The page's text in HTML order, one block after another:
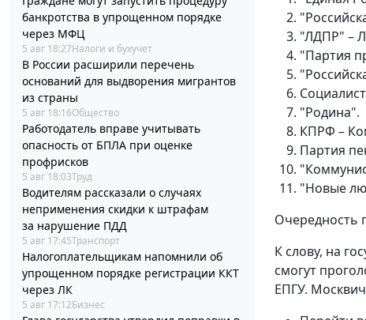
банкротства в упрощенном порядке
через МФЦ
5 авг 18:27Налоги и бухучет
В России расширили перечень
оснований для выдворения мигрантов
из страны
5 авг 18:16Общество
Работодатель вправе учитывать
опасность от БПЛА при оценке
профрисков
5 авг 18:03Труд
Водителям рассказали о случаях
неприменения скидки к штрафам
за нарушение ПДД
5 авг 17:45Транспорт
Налогоплательщикам напомнили об
упрощенном порядке регистрации ККТ
через ЛК
5 авг 17:12Бизнес
"ЛДПР" –
"Партия
"Родина".
КПРФ –
Партия
"Новые
Очередность
К слову, на
смогут
ЕПГУ.